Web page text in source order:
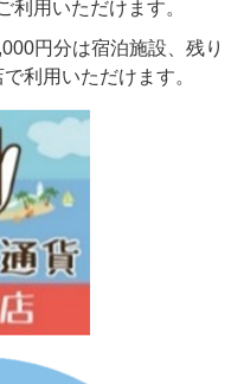
利用いただけます。
円分は宿泊施設、残り
利用いただけます。